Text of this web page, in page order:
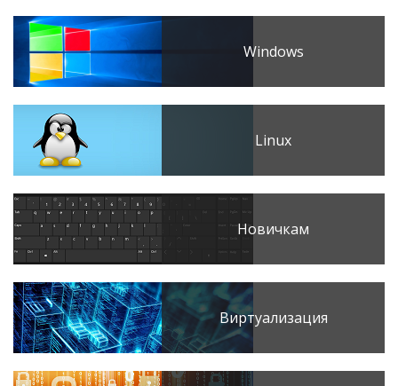
Windows
Linux
Новичкам
Виртуализация